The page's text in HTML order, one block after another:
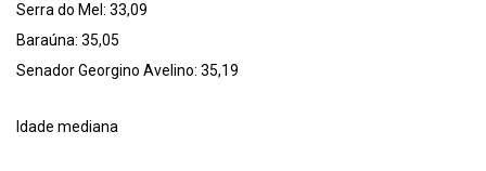
Serra do Mel: 33,09
Baraúna: 35,05
Senador Georgino Avelino: 35,19
Idade mediana